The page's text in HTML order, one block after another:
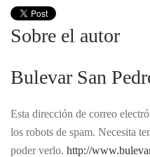
Sobre el autor
Bulevar San
Esta dirección de correo
los robots de spam. Necesita
poder verlo. http://